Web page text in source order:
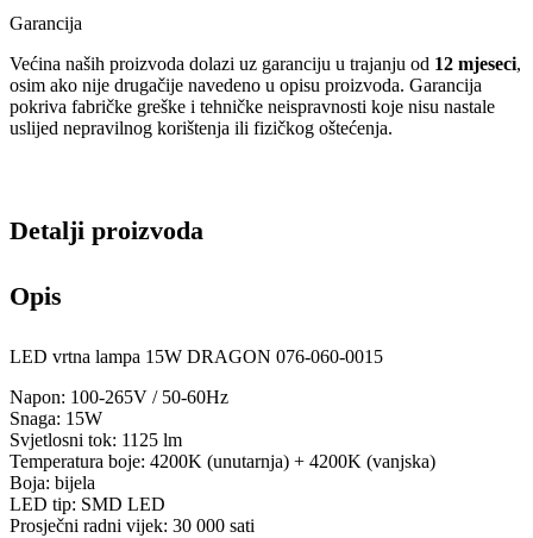
Garancija
Većina naših proizvoda dolazi uz garanciju u trajanju od 12 mjeseci,
osim ako nije drugačije navedeno u opisu proizvoda. Garancija
pokriva fabričke greške i tehničke neispravnosti koje nisu nastale
uslijed nepravilnog korištenja ili fizičkog oštećenja.
Detalji proizvoda
Opis
LED vrtna lampa 15W DRAGON 076-060-0015
Napon: 100-265V / 50-60Hz
Snaga: 15W
Svjetlosni tok: 1125 lm
Temperatura boje: 4200K (unutarnja) + 4200K (vanjska)
Boja: bijela
LED tip: SMD LED
Prosječni radni vijek: 30 000 sati